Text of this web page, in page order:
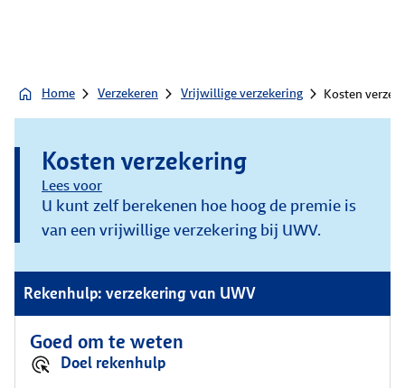
Home Verzekeren Vrijwillige verzekering Kosten
Kosten verzekering
Lees voor
U kunt zelf berekenen hoe hoog de premie is
van een vrijwillige verzekering bij UWV.
Rekenhulp: verzekering van UWV
Goed om te weten
Doel rekenhulp